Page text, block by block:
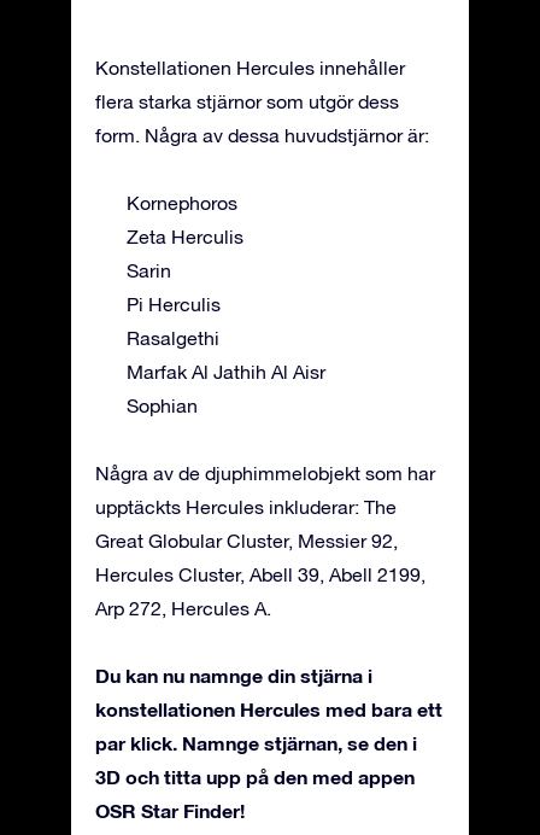
Konstellationen Hercules innehåller
flera starka stjärnor som utgör dess
form. Några av dessa huvudstjärnor är:
Kornephoros
Zeta Herculis
Sarin
Pi Herculis
Rasalgethi
Marfak Al Jathih Al Aisr
Sophian
Några av de djuphimmelobjekt som har
upptäckts Hercules inkluderar: The
Great Globular Cluster, Messier 92,
Hercules Cluster, Abell 39, Abell 2199,
Arp 272, Hercules A.
Du kan nu namnge din stjärna i
konstellationen Hercules med bara ett
par klick. Namnge stjärnan, se den i
3D och titta upp på den med appen
OSR Star Finder!